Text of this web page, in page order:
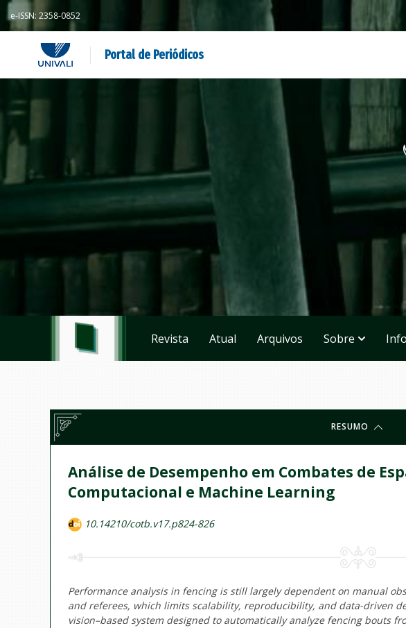
e-ISSN: 2358-0852
Portal de Periódicos
Revista Atual Arquivos Sobre
RESUMO
Análise de Desempenho em Combates de
Computacional e Machine Learning
10.14210/cotb.v17.p824-826
Performance analysis in fencing is still largely dependent on manual
and referees, which limits scalability, reproducibility, and data-driven
vision–based system designed to automatically analyze fencing bouts